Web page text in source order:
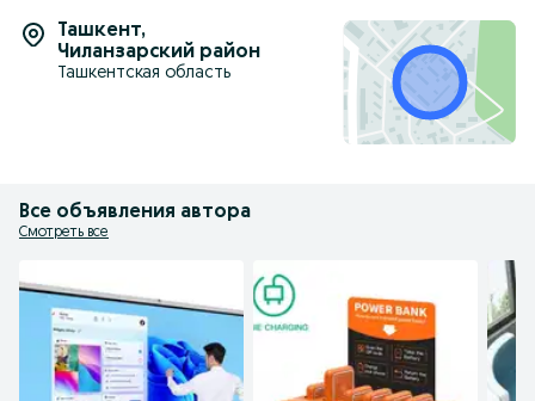
Ташкент,
Чиланзарский район
Ташкентская область
Все объявления автора
Смотреть все